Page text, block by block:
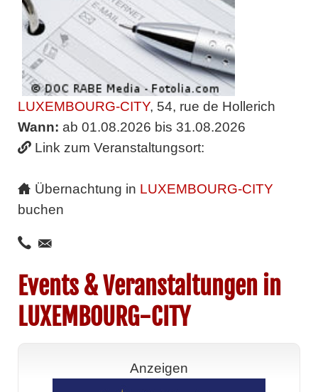
LUXEMBOURG-CITY, 54, rue de Hollerich
Wann: ab 01.08.2026 bis 31.08.2026
Link zum Veranstaltungsort:
Übernachtung in LUXEMBOURG-CITY
buchen
Events & Veranstaltungen in
LUXEMBOURG-CITY
Anzeigen